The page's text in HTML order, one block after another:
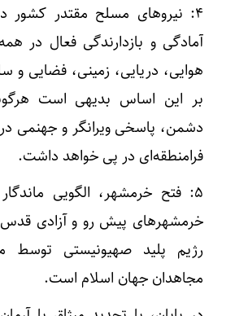
4: نیروهای مسلح مقتدر کشور
آمادگی و بازدارندگی فعال در
هوایی، دریایی، زمینی، فضایی و
بر این اساس بدیهی است
دشمن، پاسخی ویرانگر و جهنمی
فرامنطقه‌ای در پی خواهد داشت.
5: فتح خرمشهر، الگویی
خرمشهرهای پیش رو و آزادی
رژیم پلید صهیونیستی توسط
مجاهدان جهان اسلام است.